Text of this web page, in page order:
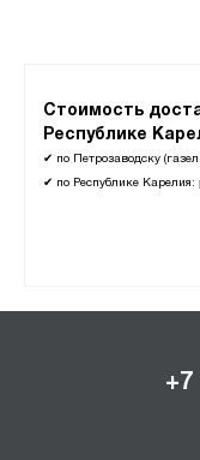
Стоимость
Республике
✔ по Петрозаводску
✔ по Республике Карелия:
+7